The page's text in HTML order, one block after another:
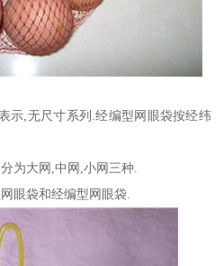
示,无尺寸系列.经编型网眼袋按经纬
为大网,中网,小网三种.
眼袋和经编型网眼袋.